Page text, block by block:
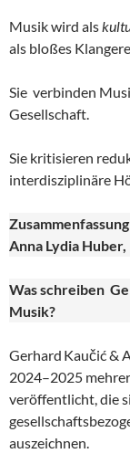
Musik wird als
als bloßes
Sie verbinden
Gesellschaft.
Sie kritisieren
interdisziplinäre
Anna Lydia Huber,
Was schreiben
Musik?
Gerhard Kaučić &
2024–2025
veröffentlicht, die
auszeichnen.